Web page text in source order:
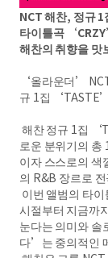
NCT 해찬, 정규
타이틀곡
해찬의 취향을 맛
‘올라운더’
규 1집
해찬 정규 1집
로운 분위기의 총
이자 스스로의 색
의 R&B 장르로
이번 앨범의 타
시절부터 지금까
눈다는 의미와
다’는 중의적인